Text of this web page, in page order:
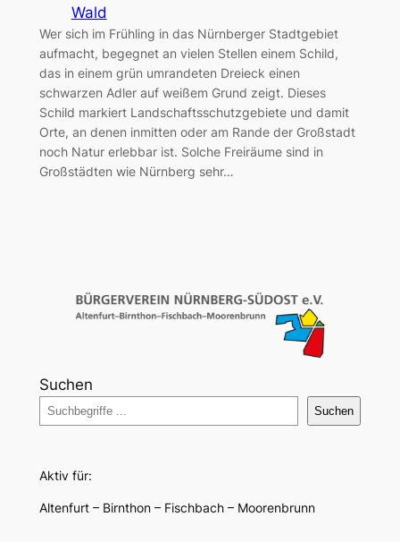
Wald
Wer sich im Frühling in das Nürnberger Stadtgebiet
aufmacht, begegnet an vielen Stellen einem Schild,
das in einem grün umrandeten Dreieck einen
schwarzen Adler auf weißem Grund zeigt. Dieses
Schild markiert Landschaftsschutzgebiete und damit
Orte, an denen inmitten oder am Rande der Großstadt
noch Natur erlebbar ist. Solche Freiräume sind in
Großstädten wie Nürnberg sehr…
Suchen
Suchen
Aktiv für:
Altenfurt – Birnthon – Fischbach – Moorenbrunn